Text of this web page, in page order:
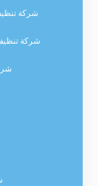
شركة
شركة